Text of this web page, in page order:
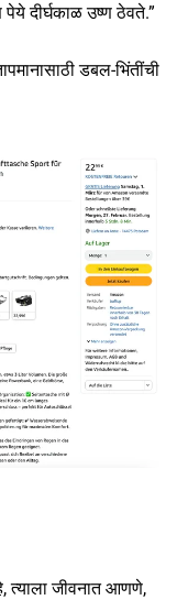
दीर्घकाळ उष्ण ठेवते.”
डबल-भिंतींची
त्याला जीवनात आणणे,